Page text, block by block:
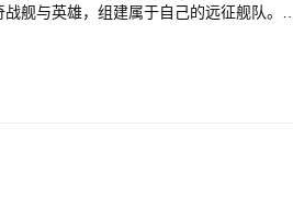
舰与英雄，组建属于自己的远征舰队。加
一次联盟战争提前完成战备。 开荒速
】 加入
海域展开攻防，通过集结、驻防、补兵
察克制，每次出征都